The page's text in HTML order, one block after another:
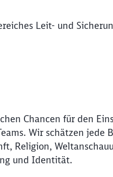
Leit- und
Chancen für den
Wir schätzen jede
Religion,
und Identität.